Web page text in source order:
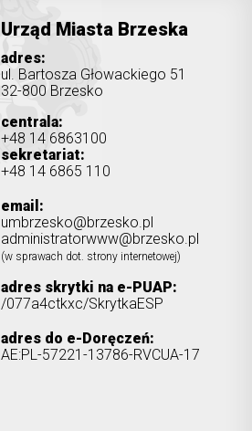
Urząd Miasta Brzeska
adres:
ul. Bartosza Głowackiego 51
32-800 Brzesko
centrala:
+48 14 6863100
sekretariat:
+48 14 6865 110
email:
umbrzesko@brzesko.pl
administratorwww@brzesko.pl
(w sprawach dot. strony internetowej)
adres skrytki na e-PUAP:
/077a4ctkxc/SkrytkaESP
adres do e-Doręczeń:
AE:PL-57221-13786-RVCUA-17